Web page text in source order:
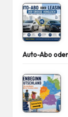
Auto-Abo